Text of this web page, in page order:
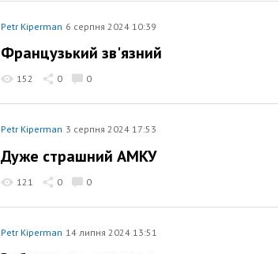
Petr Kiperman 6 серпня 2024 10:39
Французький зв'язний
152 0 0
Petr Kiperman 3 серпня 2024 17:53
Дуже страшний АМКУ
121 0 0
Petr Kiperman 14 липня 2024 13:51